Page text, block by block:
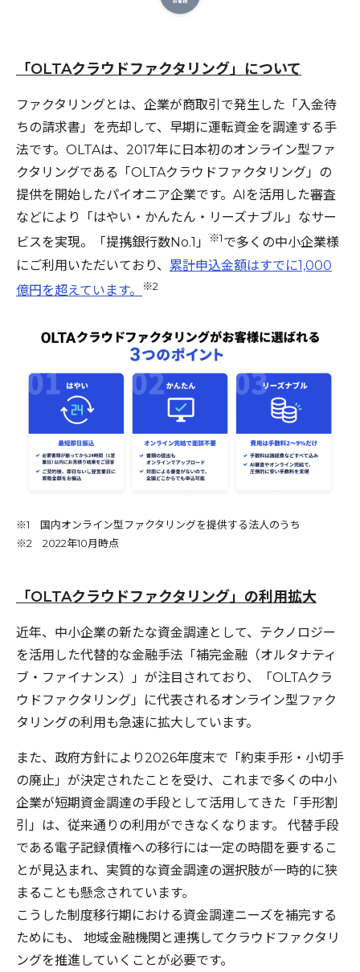
「OLTAクラウドファクタリング」について
ファクタリングとは、企業が商取引で発生した「入金待
ちの請求書」を売却して、早期に運転資金を調達する手
法です。OLTAは、2017年に日本初のオンライン型ファ
クタリングである「OLTAクラウドファクタリング」の
提供を開始したパイオニア企業です。AIを活用した審査
などにより「はやい・かんたん・リーズナブル」なサー
ビスを実現。「提携銀行数No.1」
※1で多くの中小企業様
にご利用いただいており、 累計申込金額はすでに1,000
億円を超えています。
※2
※1 国内オンライン型ファクタリングを提供する法人のうち
※2 2022年10月時点
「OLTAクラウドファクタリング」の利用拡大
近年、中小企業の新たな資金調達として、テクノロジー
を活用した代替的な金融手法「補完金融（オルタナティ
ブ・ファイナンス）」が注目されており、「OLTAクラ
ウドファクタリング」に代表されるオンライン型ファク
タリングの利用も急速に拡大しています。
また、政府方針により2026年度末で「約束手形・小切手
の廃止」が決定されたことを受け、これまで多くの中小
企業が短期資金調達の手段として活用してきた「手形割
引」は、従来通りの利用ができなくなります。 代替手段
である電子記録債権への移行には一定の時間を要するこ
とが見込まれ、実質的な資金調達の選択肢が一時的に狭
まることも懸念されています。
こうした制度移行期における資金調達ニーズを補完する
ためにも、 地域金融機関と連携してクラウドファクタリ
ングを推進していくことが必要です。